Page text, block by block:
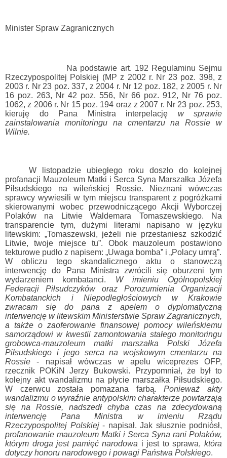
Minister Spraw Zagranicznych
Na podstawie art. 192 Regulaminu Sejmu
Rzeczypospolitej Polskiej (MP z 2002 r. Nr 23 poz. 398, z
2003 r. Nr 23 poz. 337, z 2004 r. Nr 12 poz. 182, z 2005 r. Nr
16 poz. 263, Nr 42 poz. 556, Nr 66 poz. 912, Nr 76 poz.
1062, z 2006 r. Nr 15 poz. 194 oraz z 2007 r. Nr 23 poz. 253,
kieruję do Pana Ministra interpelację w sprawie
zainstalowania monitoringu na cmentarzu na Rossie w
Wilnie.
W listopadzie ubiegłego roku doszło do kolejnej
profanacji Mauzoleum Matki i Serca Syna Marszałka Józefa
Piłsudskiego na wileńskiej Rossie. Nieznani wówczas
sprawcy wywiesili w tym miejscu transparent z pogróżkami
skierowanymi wobec przewodniczącego Akcji Wyborczej
Polaków na Litwie Waldemara Tomaszewskiego. Na
transparencie tym, dużymi literami napisano w języku
litewskim: „Tomaszewski, jeżeli nie przestaniesz szkodzić
Litwie, twoje miejsce tu”. Obok mauzoleum postawiono
tekturowe pudło z napisem: „Uwaga bomba” i „Polacy umrą”.
W obliczu tego skandalicznego aktu o stanowczą
interwencję do Pana Ministra zwrócili się oburzeni tym
wydarzeniem kombatanci. W imieniu Ogólnopolskiej
Federacji Piłsudczyków oraz Porozumienia Organizacji
Kombatanckich i Niepodległościowych w Krakowie
zwracam się do pana z apelem o dyplomatyczną
interwencję w litewskim Ministerstwie Spraw Zagranicznych,
a także o zaoferowanie finansowej pomocy wileńskiemu
samorządowi w kwestii zamontowania stałego monitoringu
grobowca-mauzoleum matki marszałka Polski Józefa
Piłsudskiego i jego serca na wojskowym cmentarzu na
Rossie - napisał wówczas w apelu wiceprezes OFP,
rzecznik POKiN Jerzy Bukowski. Przypomniał, że był to
kolejny akt wandalizmu na płycie marszałka Piłsudskiego.
W czerwcu została pomazana farbą.Ponieważ akty
wandalizmu o wyraźnie antypolskim charakterze powtarzają
się na Rossie, nadszedł chyba czas na zdecydowaną
interwencję Pana Ministra w imieniu Rządu
Rzeczypospolitej Polskiej- napisał. Jak słusznie podniósł,
profanowanie mauzoleum Matki i Serca Syna rani Polaków,
którym droga jest pamięć narodowa i jest to sprawa,która
dotyczy honoru narodowego i powagi Państwa Polskiego.